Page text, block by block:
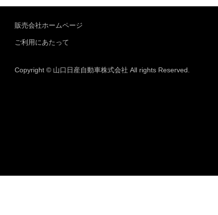
販売会社ホームページ
ご利用にあたって
Copyright © 山口日産自動車株式会社 All rights Reserved.